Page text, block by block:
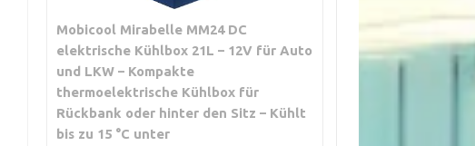
Mobicool Mirabelle MM24 DC
elektrische Kühlbox 21L – 12V für Auto
und LKW – Kompakte
thermoelektrische Kühlbox für
Rückbank oder hinter den Sitz – Kühlt
bis zu 15 °C unter